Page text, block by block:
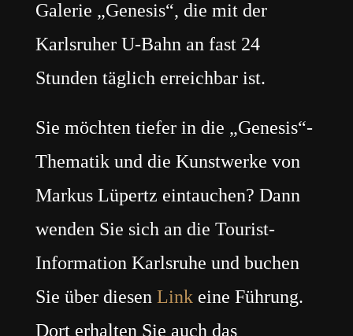
Galerie „Genesis“, die mit der
Karlsruher U-Bahn an fast 24
Stunden täglich erreichbar ist.
Sie möchten tiefer in die „Genesis“-
Thematik und die Kunstwerke von
Markus Lüpertz eintauchen? Dann
wenden Sie sich an die Tourist-
Information Karlsruhe und buchen
Sie über diesen Linkeine Führung.
Dort erhalten Sie auch das